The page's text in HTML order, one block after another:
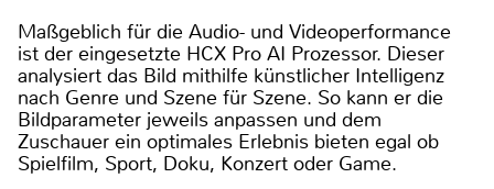
Maßgeblich für die Audio- und Videoperformance
ist der eingesetzte HCX Pro AI Prozessor. Dieser
analysiert das Bild mithilfe künstlicher Intelligenz
nach Genre und Szene für Szene. So kann er die
Bildparameter jeweils anpassen und dem
Zuschauer ein optimales Erlebnis bieten egal ob
Spielfilm, Sport, Doku, Konzert oder Game.